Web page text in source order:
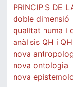
PRINCIPIS DE
doble dimensió
qualitat huma i
anàlisis QH i
nova
nova ontologia
nova